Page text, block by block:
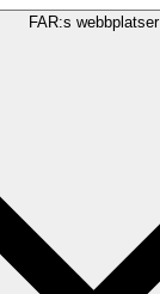
FAR:s webbplatser